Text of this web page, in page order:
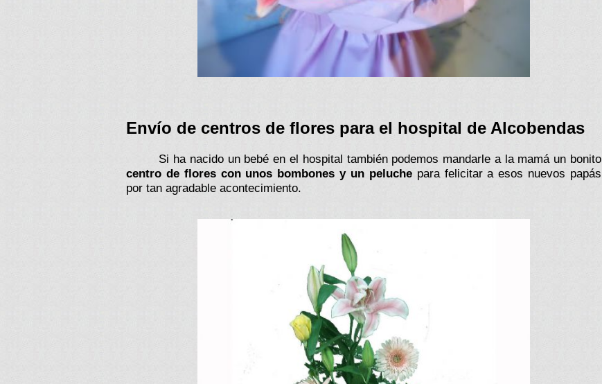
Envío de centros de flores para el hospital de Alcobendas
Si ha nacido un bebé en el hospital también podemos mandarle a la mamá un bonito
centro de flores con unos bombones y un peluchepara felicitar a esos nuevos papás
por tan agradable acontecimiento.